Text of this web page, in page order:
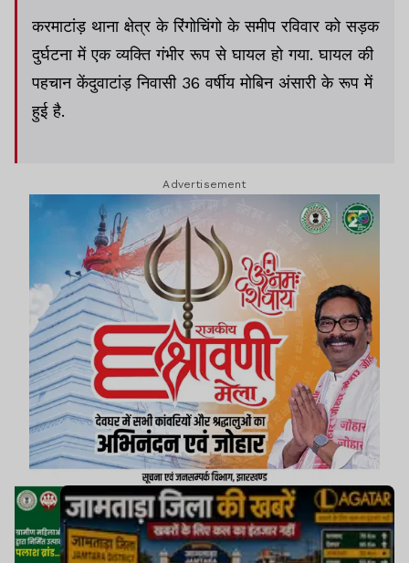
करमाटांड़ थाना क्षेत्र के रिंगोचिंगो के समीप रविवार को सड़क
दुर्घटना में एक व्यक्ति गंभीर रूप से घायल हो गया. घायल की
पहचान केंदुवाटांड़ निवासी 36 वर्षीय मोबिन अंसारी के रूप में
हुई है.
Advertisement